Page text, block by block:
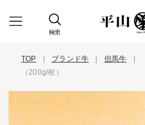
検索
TOP ブランド牛 但馬牛
（200g/枚）